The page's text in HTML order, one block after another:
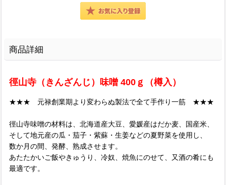
商品詳細
徑山寺（きんざんじ）味噌 400ｇ（樽入）
★★★ 元禄創業期より変わらぬ製法で全て手作り一筋 ★★★
徑山寺味噌の材料は、北海道産大豆、愛媛産はだか麦、国産米、
そして地元産の瓜・茄子・紫蘇・生姜などの夏野菜を使用し、
数か月の間、発酵、熟成させます。
あたたかいご飯やきゅうり、冷奴、焼魚にのせて、又酒の肴にも
最適です。